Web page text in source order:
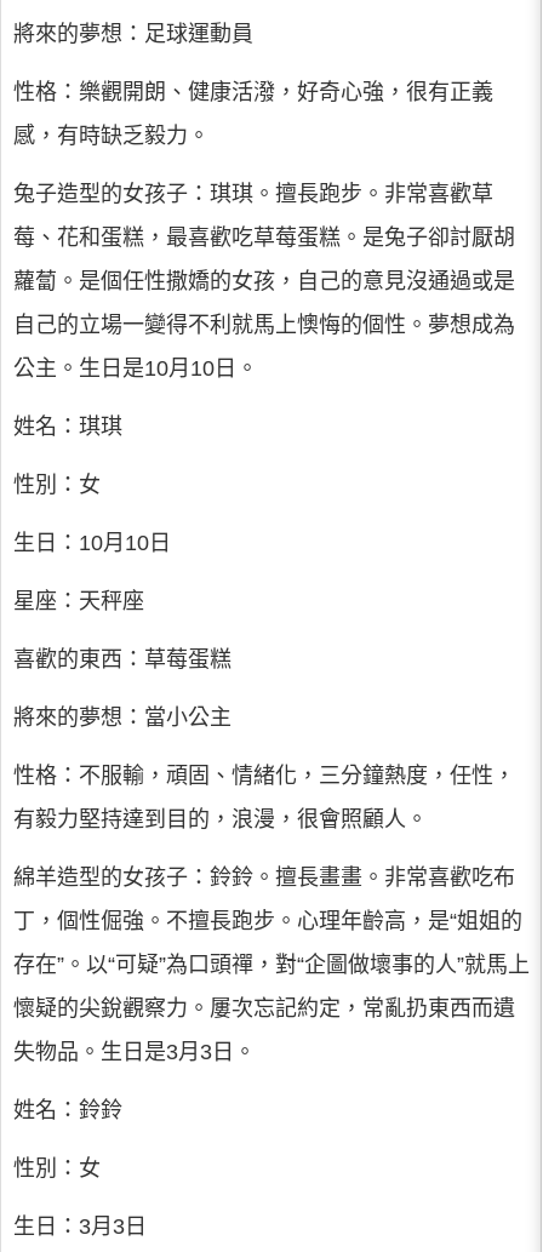
將來的夢想：足球運動員
性格：樂觀開朗、健康活潑，好奇心強，很有正義
感，有時缺乏毅力。
兔子造型的女孩子：琪琪。擅長跑步。非常喜歡草
莓、花和蛋糕，最喜歡吃草莓蛋糕。是兔子卻討厭胡
蘿蔔。是個任性撒嬌的女孩，自己的意見沒通過或是
自己的立場一變得不利就馬上懊悔的個性。夢想成為
公主。生日是10月10日。
姓名：琪琪
性別：女
生日：10月10日
星座：天秤座
喜歡的東西：草莓蛋糕
將來的夢想：當小公主
性格：不服輸，頑固、情緒化，三分鐘熱度，任性，
有毅力堅持達到目的，浪漫，很會照顧人。
綿羊造型的女孩子：鈴鈴。擅長畫畫。非常喜歡吃布
丁，個性倔強。不擅長跑步。心理年齡高，是“姐姐的
存在”。以“可疑”為口頭禪，對“企圖做壞事的人”就馬上
懷疑的尖銳觀察力。屢次忘記約定，常亂扔東西而遺
失物品。生日是3月3日。
姓名：鈴鈴
性別：女
生日：3月3日